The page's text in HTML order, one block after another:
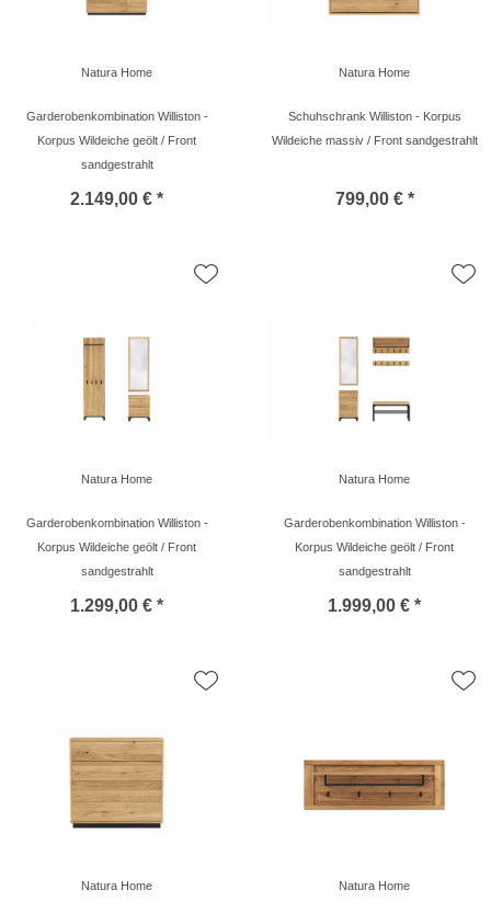
Natura Home
Garderobenkombination Williston -
Korpus Wildeiche geölt / Front
sandgestrahlt
2.149,00 € *
Natura Home
Schuhschrank Williston - Korpus
Wildeiche massiv / Front sandgestrahlt
799,00 € *
Natura Home
Garderobenkombination Williston -
Korpus Wildeiche geölt / Front
sandgestrahlt
1.299,00 € *
Natura Home
Garderobenkombination Williston -
Korpus Wildeiche geölt / Front
sandgestrahlt
1.999,00 € *
Natura Home Natura Home